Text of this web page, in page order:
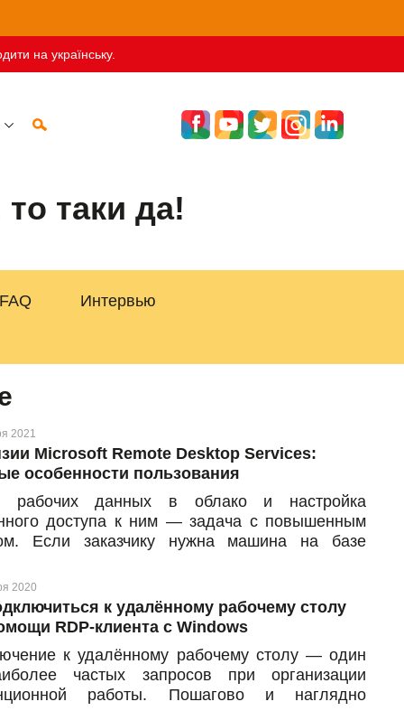
на українську.
таки да!
FAQ
Интервью
2021
Microsoft Remote Desktop Services:
особенности пользования
рабочих данных в облако и настройка
доступа к ним — задача с повышенным
Если заказчику нужна машина на базе
подключения к удаленному рабочему
двух пользователей, значит, ему нужен и
программный продукт для этого —
Remote Desktop Services. В статье
о главных особенностях пользования
для чего она нужна, какие возможности
как пользоваться продуктом и сколько
2020
к удалённому рабочему столу
RDP-клиента с Windows
к удалённому рабочему столу — один
частых запросов при организации
работы. Пошагово и наглядно